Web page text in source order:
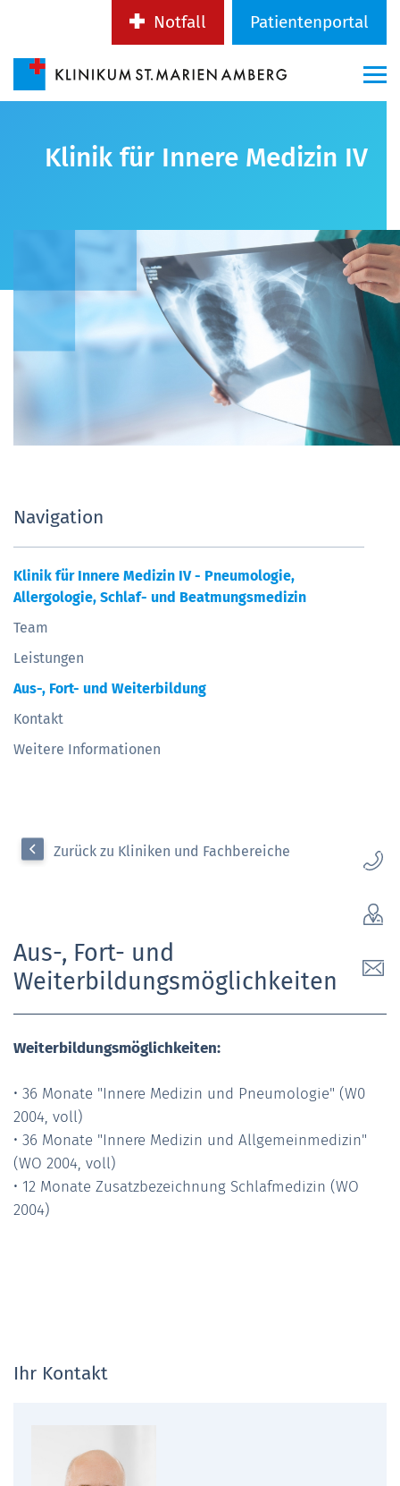
Notfall Patientenportal
Klinik für Innere Medizin IV
Navigation
Klinik für Innere Medizin IV - Pneumologie,
Allergologie, Schlaf- und Beatmungsmedizin
Team
Leistungen
Aus-, Fort- und Weiterbildung
Kontakt
Weitere Informationen
Zurück zu Kliniken und Fachbereiche
Aus-, Fort- und
Weiterbildungsmöglichkeiten
Weiterbildungsmöglichkeiten:
• 36 Monate "Innere Medizin und Pneumologie" (W0
2004, voll)
• 36 Monate "Innere Medizin und Allgemeinmedizin"
(WO 2004, voll)
• 12 Monate Zusatzbezeichnung Schlafmedizin (WO
2004)
Ihr Kontakt